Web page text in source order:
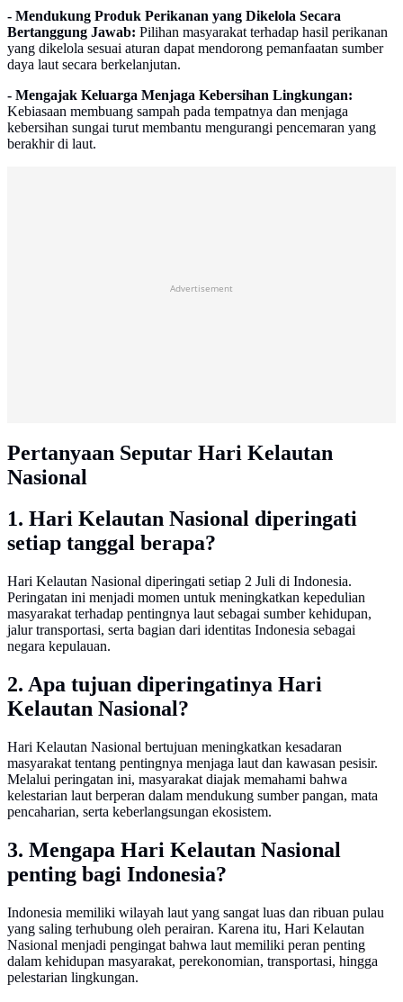
- Mendukung Produk Perikanan yang Dikelola Secara
Bertanggung Jawab: Pilihan masyarakat terhadap hasil perikanan
yang dikelola sesuai aturan dapat mendorong pemanfaatan sumber
daya laut secara berkelanjutan.
- Mengajak Keluarga Menjaga Kebersihan Lingkungan:
Kebiasaan membuang sampah pada tempatnya dan menjaga
kebersihan sungai turut membantu mengurangi pencemaran yang
berakhir di laut.
Advertisement
Pertanyaan Seputar Hari Kelautan
Nasional
1. Hari Kelautan Nasional diperingati
setiap tanggal berapa?
Hari Kelautan Nasional diperingati setiap 2 Juli di Indonesia.
Peringatan ini menjadi momen untuk meningkatkan kepedulian
masyarakat terhadap pentingnya laut sebagai sumber kehidupan,
jalur transportasi, serta bagian dari identitas Indonesia sebagai
negara kepulauan.
2. Apa tujuan diperingatinya Hari
Kelautan Nasional?
Hari Kelautan Nasional bertujuan meningkatkan kesadaran
masyarakat tentang pentingnya menjaga laut dan kawasan pesisir.
Melalui peringatan ini, masyarakat diajak memahami bahwa
kelestarian laut berperan dalam mendukung sumber pangan, mata
pencaharian, serta keberlangsungan ekosistem.
3. Mengapa Hari Kelautan Nasional
penting bagi Indonesia?
Indonesia memiliki wilayah laut yang sangat luas dan ribuan pulau
yang saling terhubung oleh perairan. Karena itu, Hari Kelautan
Nasional menjadi pengingat bahwa laut memiliki peran penting
dalam kehidupan masyarakat, perekonomian, transportasi, hingga
pelestarian lingkungan.